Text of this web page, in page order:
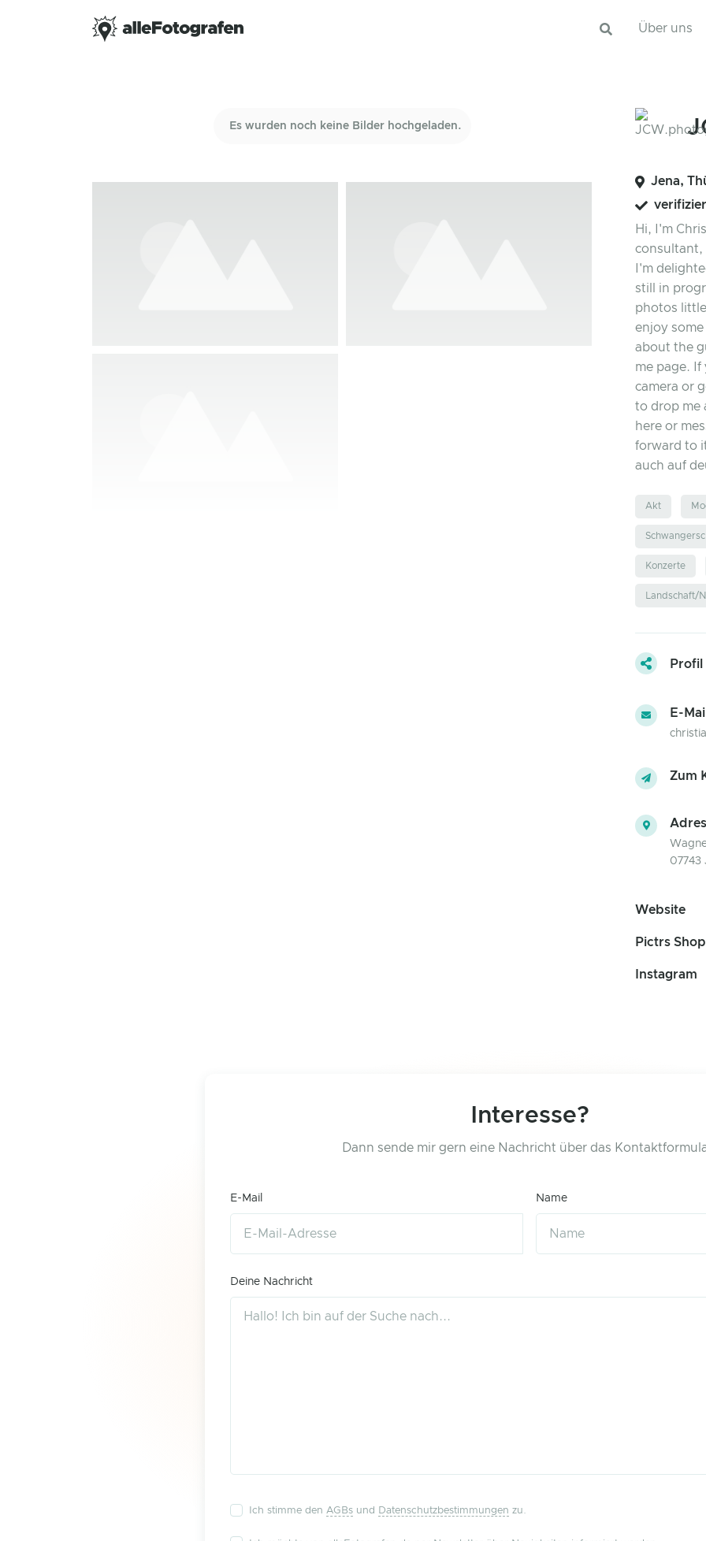
Über uns
Es wurden noch keine Bilder hochgeladen.
Jena,
Hi, I'm
consultant,
I'm
still in
photos
enjoy
about the
me page.
camera or
to drop me
here or
forward to
auch auf
Akt
Konzerte
Landschaft/
Profil
E-
Zum
07743
Website
Pictrs Shop
Instagram
Interesse?
Dann sende mir gern eine Nachricht über das
E-Mail Name
Deine Nachricht
Ich stimme den AGBsund Datenschutzbestimmungen zu.